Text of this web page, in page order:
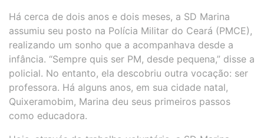
Há cerca de dois anos e dois meses, a SD Marina
assumiu seu posto na Polícia Militar do Ceará (PMCE),
realizando um sonho que a acompanhava desde a
infância. “Sempre quis ser PM, desde pequena,” disse a
policial. No entanto, ela descobriu outra vocação: ser
professora. Há alguns anos, em sua cidade natal,
Quixeramobim, Marina deu seus primeiros passos
como educadora.